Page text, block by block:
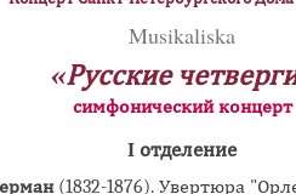
Musikaliska
«Русские
симфонический концерт
I отделение
(1832-1876). Увертюра